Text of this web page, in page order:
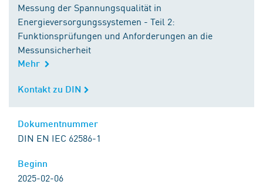
Messung der Spannungsqualität in
Energieversorgungssystemen - Teil 2:
Funktionsprüfungen und Anforderungen an die
Messunsicherheit
Mehr
Kontakt zu DIN
Kontakt zu DIN
Dokumentnummer
DIN EN IEC 62586-1
Beginn
2025-02-06